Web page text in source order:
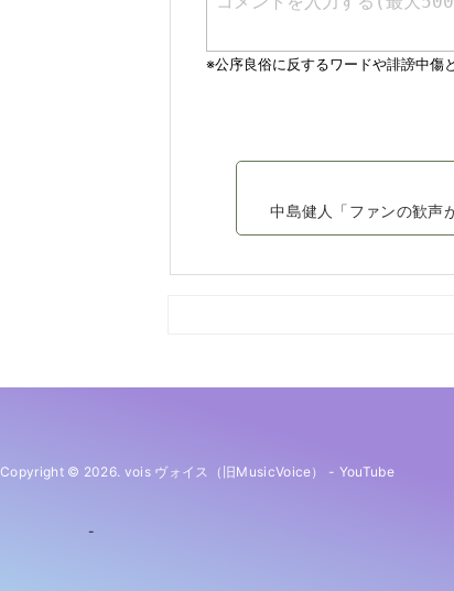
中島健人「ファンの歓声
Copyright © 2026. vois ヴォイス（旧MusicVoice） - YouTube
-